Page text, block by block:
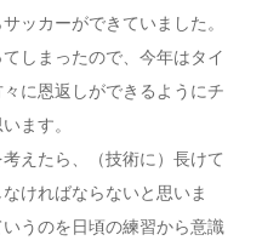
ッカーができていました。
しまったので、今年はタイ
に恩返しができるようにチ
ます。
えたら、（技術に）長けて
ければならないと思いま
うのを日頃の練習から意識